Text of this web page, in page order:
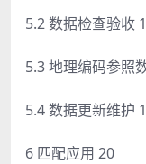
5.2 数据检查验收
5.3 地理编码参照
5.4 数据更新维护
6 匹配应用 20